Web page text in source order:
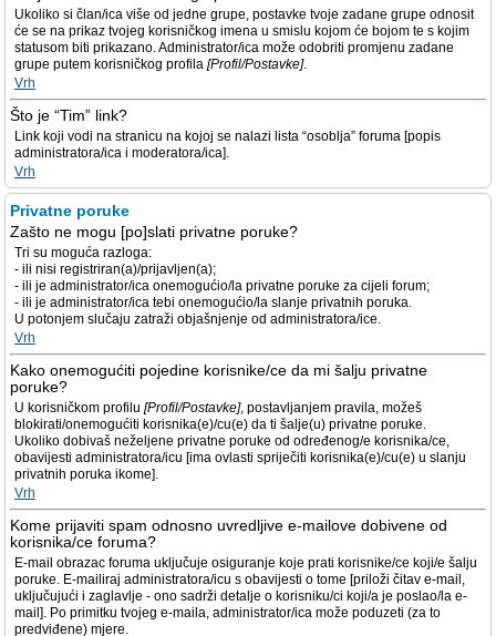
Ukoliko si član/ica više od jedne grupe, postavke tvoje zadane grupe odnosit
će se na prikaz tvojeg korisničkog imena u smislu kojom će bojom te s kojim
statusom biti prikazano. Administrator/ica može odobriti promjenu zadane
grupe putem korisničkog profila [Profil/Postavke].
Vrh
Što je “Tim” link?
Link koji vodi na stranicu na kojoj se nalazi lista “osoblja” foruma [popis
administratora/ica i moderatora/ica].
Vrh
Privatne poruke
Zašto ne mogu [po]slati privatne poruke?
Tri su moguća razloga:
- ili nisi registriran(a)/prijavljen(a);
- ili je administrator/ica onemogućio/la privatne poruke za cijeli forum;
- ili je administrator/ica tebi onemogućio/la slanje privatnih poruka.
U potonjem slučaju zatraži objašnjenje od administratora/ice.
Vrh
Kako onemogućiti pojedine korisnike/ce da mi šalju privatne
poruke?
U korisničkom profilu [Profil/Postavke], postavljanjem pravila, možeš
blokirati/onemogućiti korisnika(e)/cu(e) da ti šalje(u) privatne poruke.
Ukoliko dobivaš neželjene privatne poruke od određenog/e korisnika/ce,
obavijesti administratora/icu [ima ovlasti spriječiti korisnika(e)/cu(e) u slanju
privatnih poruka ikome].
Vrh
Kome prijaviti spam odnosno uvredljive e-mailove dobivene od
korisnika/ce foruma?
E-mail obrazac foruma uključuje osiguranje koje prati korisnike/ce koji/e šalju
poruke. E-mailiraj administratora/icu s obavijesti o tome [priloži čitav e-mail,
uključujući i zaglavlje - ono sadrži detalje o korisniku/ci koji/a je poslao/la e-
mail]. Po primitku tvojeg e-maila, administrator/ica može poduzeti (za to
predviđene) mjere.